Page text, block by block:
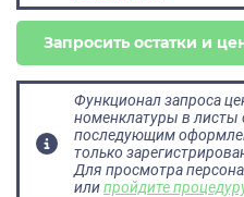
Запросить остатки и
Функционал запроса
номенклатуры в листы
последующим
только
Для просмотра
илипройдите